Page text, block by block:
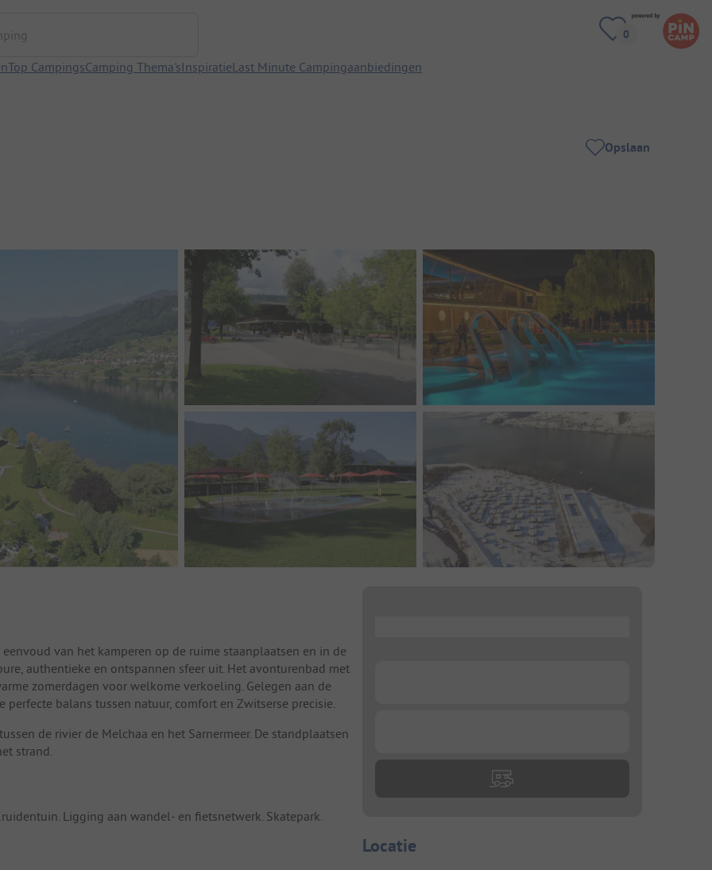
Top CampingsCamping Thema'sInspiratieLast Minute Campingaanbiedingen
Opslaan
van het kamperen op de ruime staanplaatsen en in de
authentieke en ontspannen sfeer uit. Het avonturenbad met
zomerdagen voor welkome verkoeling. Gelegen aan de
balans tussen natuur, comfort en Zwitserse precisie.
de rivier de Melchaa en het Sarnermeer. De standplaatsen
strand.
Ligging aan wandel- en fietsnetwerk. Skatepark.
Locatie